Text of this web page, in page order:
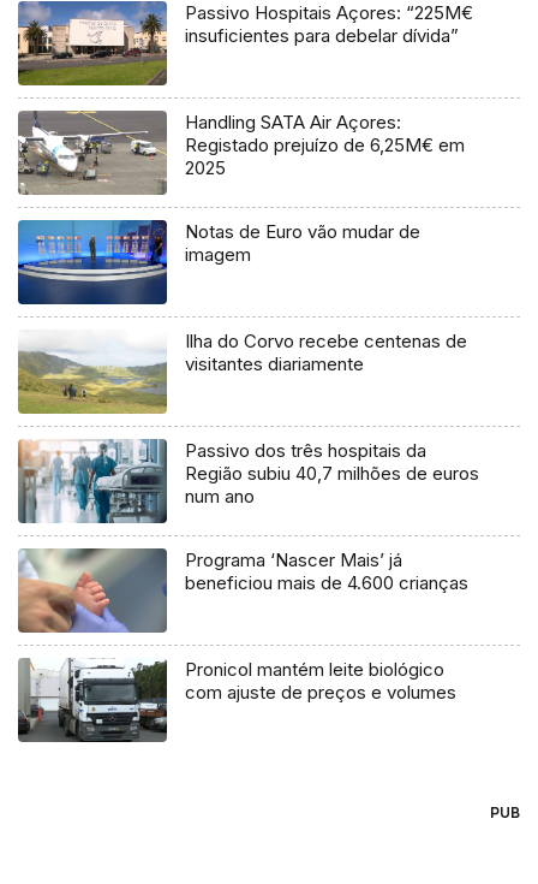
Passivo Hospitais Açores: “225M€
insuficientes para debelar dívida”
Handling SATA Air Açores:
Registado prejuízo de 6,25M€ em
2025
Notas de Euro vão mudar de
imagem
Ilha do Corvo recebe centenas de
visitantes diariamente
Passivo dos três hospitais da
Região subiu 40,7 milhões de euros
num ano
Programa ‘Nascer Mais’ já
beneficiou mais de 4.600 crianças
Pronicol mantém leite biológico
com ajuste de preços e volumes
PUB